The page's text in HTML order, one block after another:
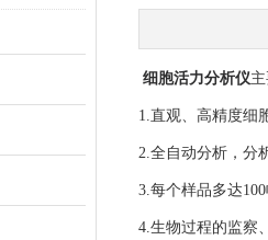
细胞活力分析仪
1.直观、高精度细
2.全自动分析，分
3.每个样品多达
4.生物过程的监察